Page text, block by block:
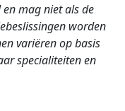
mag niet als de
worden
variëren op basis
specialiteiten en